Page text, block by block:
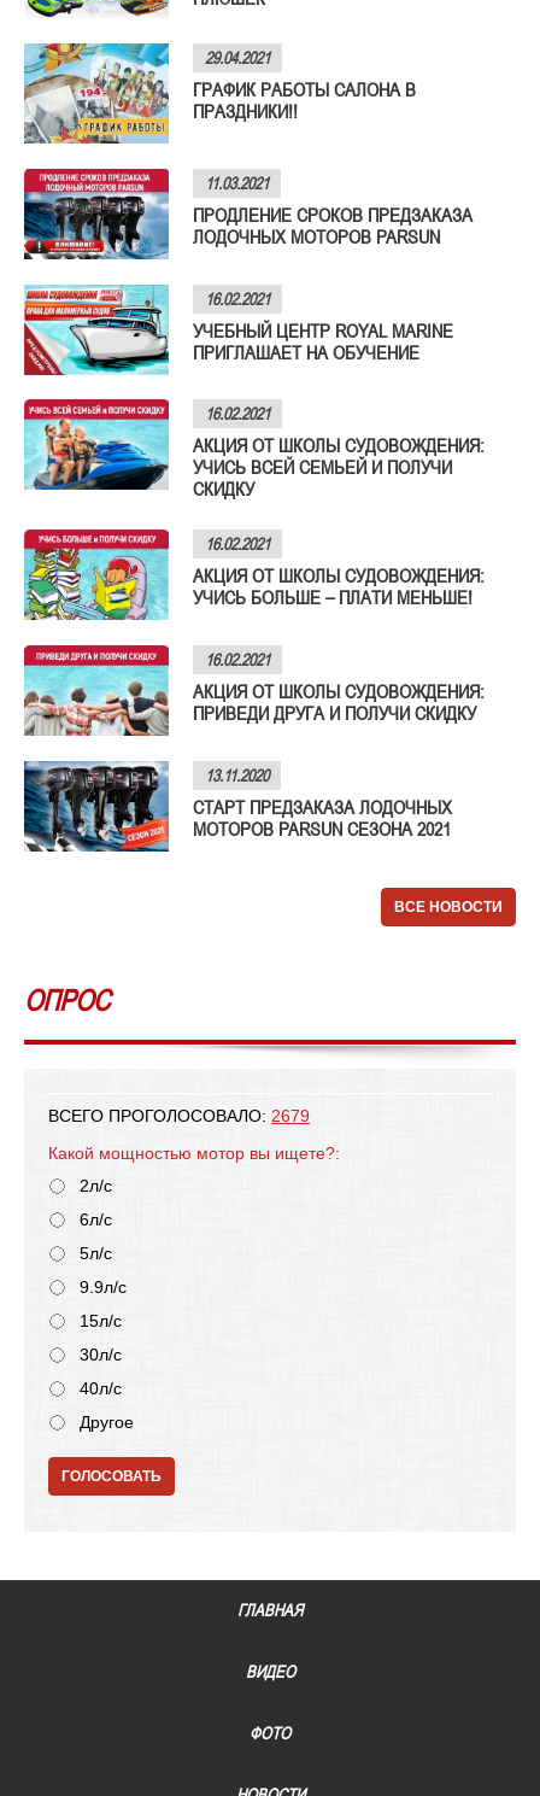
29.04.2021
ГРАФИК РАБОТЫ САЛОНА В
ПРАЗДНИКИ!!
11.03.2021
ПРОДЛЕНИЕ СРОКОВ ПРЕДЗАКАЗА
ЛОДОЧНЫХ МОТОРОВ PARSUN
16.02.2021
УЧЕБНЫЙ ЦЕНТР ROYAL MARINE
ПРИГЛАШАЕТ НА ОБУЧЕНИЕ
16.02.2021
АКЦИЯ ОТ ШКОЛЫ СУДОВОЖДЕНИЯ:
УЧИСЬ ВСЕЙ СЕМЬЕЙ И ПОЛУЧИ
СКИДКУ
16.02.2021
АКЦИЯ ОТ ШКОЛЫ СУДОВОЖДЕНИЯ:
УЧИСЬ БОЛЬШЕ – ПЛАТИ МЕНЬШЕ!
16.02.2021
АКЦИЯ ОТ ШКОЛЫ СУДОВОЖДЕНИЯ:
ПРИВЕДИ ДРУГА И ПОЛУЧИ СКИДКУ
13.11.2020
СТАРТ ПРЕДЗАКАЗА ЛОДОЧНЫХ
МОТОРОВ PARSUN СЕЗОНА 2021
ВСЕ НОВОСТИ
ОПРОС
ВСЕГО ПРОГОЛОСОВАЛО: 2679
Какой мощностью мотор вы ищете?:
2л/с
6л/с
5л/с
9.9л/с
15л/с
30л/с
40л/с
Другое
ГОЛОСОВАТЬ
ГЛАВНАЯ
ВИДЕО
ФОТО